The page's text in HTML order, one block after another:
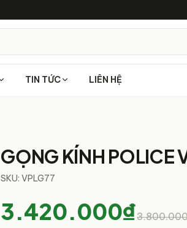
TIN TỨC LIÊN HỆ
GỌNG KÍNH POLICE
SKU:VPLG77
3.420.000₫